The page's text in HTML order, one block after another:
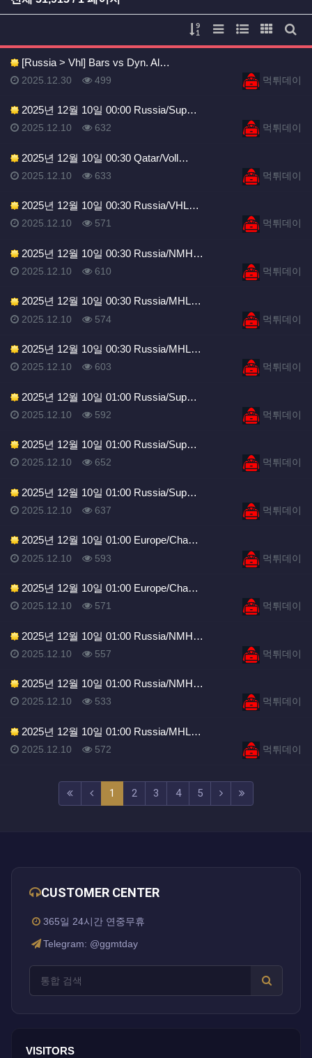
등록일 등록일
게시물 정렬
리스트 스타일
웹진 스타일
갤러리
게
[Russia > Vhl] Bars vs Dyn. Al…
등록자먹튀데이
등록일
2025.12.30 조회
499
2025년 12월 10일 00:00 Russia/Sup…
등록자먹튀데이
등록일
2025.12.10 조회
632
2025년 12월 10일 00:30 Qatar/Voll…
등록자먹튀데이
등록일
2025.12.10 조회
633
2025년 12월 10일 00:30 Russia/VHL…
등록자먹튀데이
등록일
2025.12.10 조회
571
2025년 12월 10일 00:30 Russia/NMH…
등록자먹튀데이
등록일
2025.12.10 조회
610
2025년 12월 10일 00:30 Russia/MHL…
등록자먹튀데이
등록일
2025.12.10 조회
574
2025년 12월 10일 00:30 Russia/MHL…
등록자먹튀데이
등록일
2025.12.10 조회
603
2025년 12월 10일 01:00 Russia/Sup…
등록자먹튀데이
등록일
2025.12.10 조회
592
2025년 12월 10일 01:00 Russia/Sup…
등록자먹튀데이
등록일
2025.12.10 조회
652
2025년 12월 10일 01:00 Russia/Sup…
등록자먹튀데이
등록일
2025.12.10 조회
637
2025년 12월 10일 01:00 Europe/Cha…
등록자먹튀데이
등록일
2025.12.10 조회
593
2025년 12월 10일 01:00 Europe/Cha…
등록자먹튀데이
등록일
2025.12.10 조회
571
2025년 12월 10일 01:00 Russia/NMH…
등록자먹튀데이
등록일
2025.12.10 조회
557
2025년 12월 10일 01:00 Russia/NMH…
등록자먹튀데이
등록일
2025.12.10 조회
533
2025년 12월 10일 01:00 Russia/MHL…
등록자먹튀데이
등록일
2025.12.10 조회
572
1 (current)
2 3 4 5 (next)
CUSTOMER CENTER
365일 24시간 연중무휴
Telegram: @ggmtday
VISITORS